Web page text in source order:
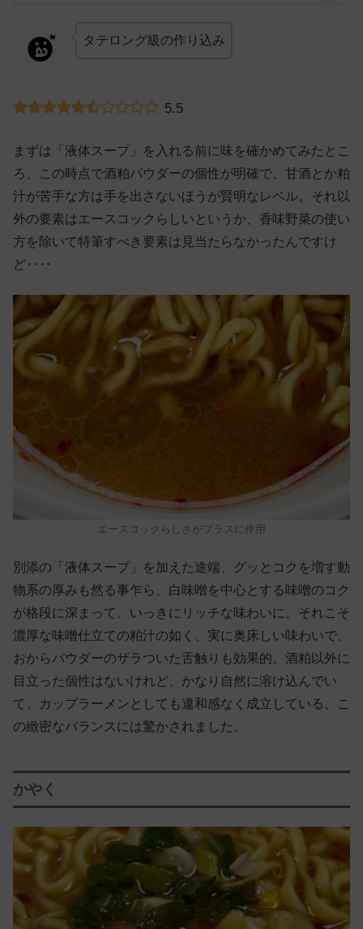
タテロング級の作り込み
5.5
まずは「液体スープ」を入れる前に味を確かめてみたとこ
ろ、この時点で酒粕パウダーの個性が明確で、甘酒とか粕
汁が苦手な方は手を出さないほうが賢明なレベル。それ以
外の要素はエースコックらしいというか、香味野菜の使い
方を除いて特筆すべき要素は見当たらなかったんですけ
ど‥‥
エースコックらしさがプラスに作用
別添の「液体スープ」を加えた途端、グッとコクを増す動
物系の厚みも然る事乍ら、白味噌を中心とする味噌のコク
が格段に深まって、いっきにリッチな味わいに。それこそ
濃厚な味噌仕立ての粕汁の如く、実に奥床しい味わいで、
おからパウダーのザラついた舌触りも効果的。酒粕以外に
目立った個性はないけれど、かなり自然に溶け込んでい
て、カップラーメンとしても違和感なく成立している、こ
の緻密なバランスには驚かされました。
かやく